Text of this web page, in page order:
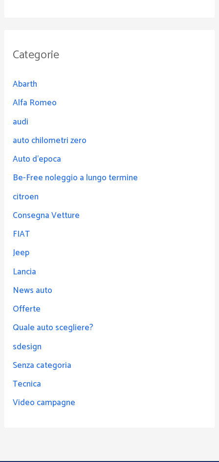
Categorie
Abarth
Alfa Romeo
audi
auto chilometri zero
Auto d'epoca
Be-Free noleggio a lungo termine
citroen
Consegna Vetture
FIAT
Jeep
Lancia
News auto
Offerte
Quale auto scegliere?
sdesign
Senza categoria
Tecnica
Video campagne